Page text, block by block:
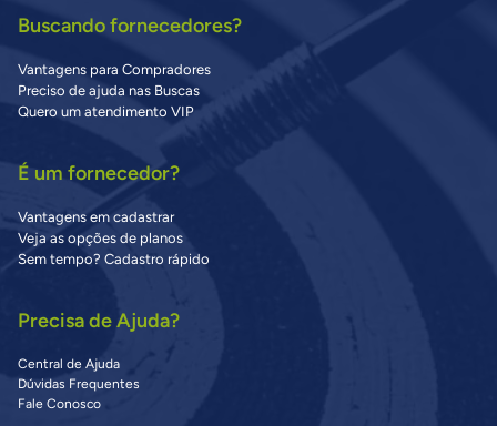
Buscando fornecedores?
Vantagens para Compradores
Preciso de ajuda nas Buscas
Quero um atendimento VIP
É um fornecedor?
Vantagens em cadastrar
Veja as opções de planos
Sem tempo? Cadastro rápido
Precisa de Ajuda?
Central de Ajuda
Dúvidas Frequentes
Fale Conosco